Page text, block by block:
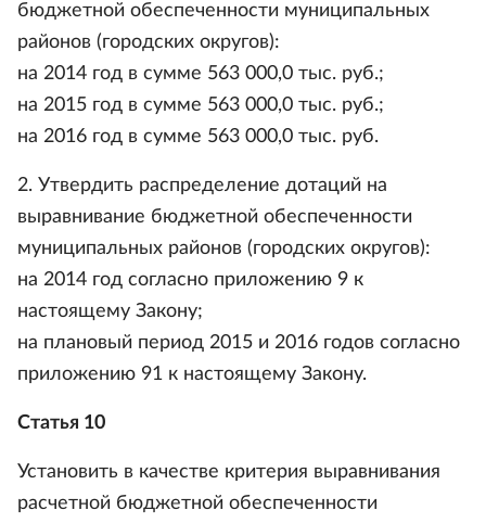
бюджетной обеспеченности муниципальных
районов (городских округов):
на 2014 год в сумме 563 000,0 тыс. руб.;
на 2015 год в сумме 563 000,0 тыс. руб.;
на 2016 год в сумме 563 000,0 тыс. руб.
2. Утвердить распределение дотаций на
выравнивание бюджетной обеспеченности
муниципальных районов (городских округов):
на 2014 год согласно приложению 9 к
настоящему Закону;
на плановый период 2015 и 2016 годов согласно
приложению 91 к настоящему Закону.
Статья 10
Установить в качестве критерия выравнивания
расчетной бюджетной обеспеченности